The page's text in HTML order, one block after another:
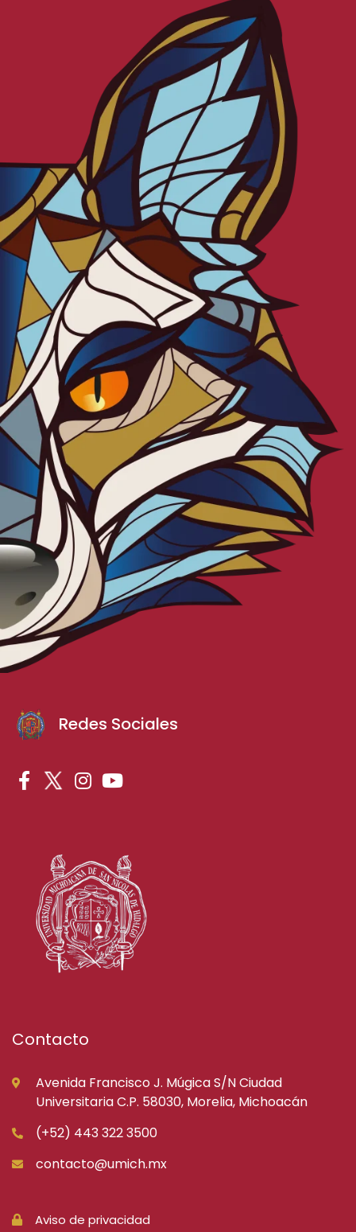
Redes Sociales
Contacto
Avenida Francisco J. Múgica S/N Ciudad
Universitaria C.P. 58030, Morelia, Michoacán
(+52) 443 322 3500
contacto@umich.mx
Aviso de privacidad